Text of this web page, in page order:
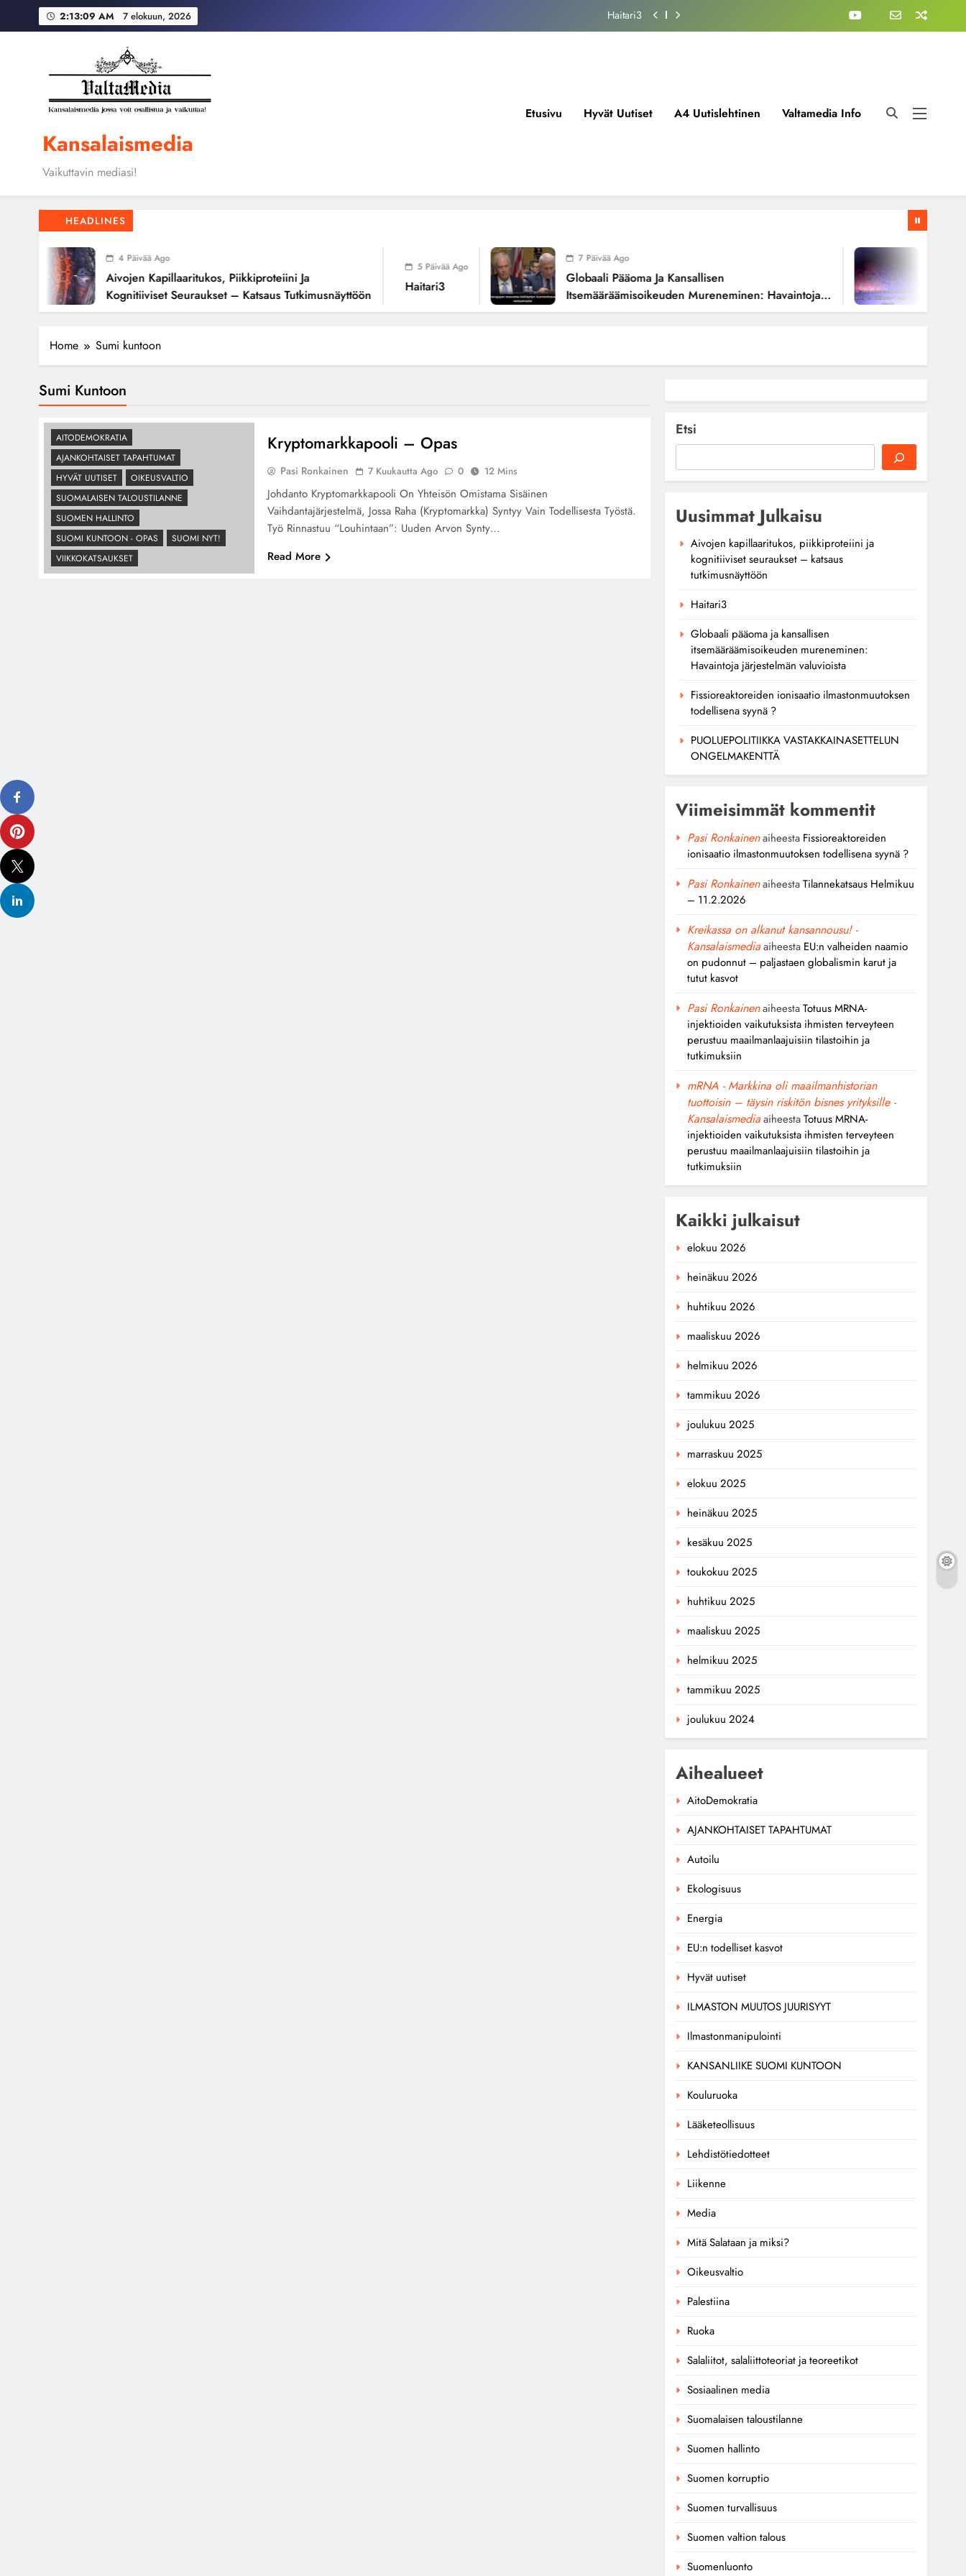
2:13:10 AM 7 elokuun, 2026 Globaali pääoma ja kansallisen itsemääräämisoikeuden mureneminen: Havaintoja järjestelmän
Haitari3
Kansalaismedia
Vaikuttavin mediasi!
Etusivu Hyvät Uutiset A4 Uutislehtinen Valtamedia Info
HEADLINES
4 Päivää Ago
Aivojen Kapillaaritukos, Piikkiproteiini Ja
Kognitiiviset Seuraukset – Katsaus Tutkimusnäyttöön
5 Päivää Ago
Haitari3
7 Päivää Ago
Globaali Pääoma Ja Kansallisen
Itsemääräämisoikeuden Mureneminen: Havaintoja
Järjestelmän Valuvioista
Home Sumi kuntoon
Sumi Kuntoon
AITODEMOKRATIA
AJANKOHTAISET TAPAHTUMAT
HYVÄT UUTISET
OIKEUSVALTIO
SUOMALAISEN TALOUSTILANNE
SUOMEN HALLINTO
SUOMI KUNTOON - OPAS
SUOMI NYT!
VIIKKOKATSAUKSET
Kryptomarkkapooli – Opas
Pasi Ronkainen 7 Kuukautta Ago 0 12 Mins
Johdanto Kryptomarkkapooli On Yhteisön Omistama Sisäinen
Vaihdantajärjestelmä, Jossa Raha (kryptomarkka) Syntyy Vain Todellisesta Työstä.
Työ Rinnastuu “louhintaan”: Uuden Arvon Synty…
Read More
Etsi
Uusimmat Julkaisu
Aivojen kapillaaritukos, piikkiproteiini ja
kognitiiviset seuraukset – katsaus
tutkimusnäyttöön
Haitari3
Globaali pääoma ja kansallisen
itsemääräämisoikeuden mureneminen:
Havaintoja järjestelmän valuvioista
Fissioreaktoreiden ionisaatio ilmastonmuutoksen
todellisena syynä ?
PUOLUEPOLITIIKKA VASTAKKAINASETTELUN
ONGELMAKENTTÄ
Viimeisimmät kommentit
Pasi Ronkainenaiheesta Fissioreaktoreiden
ionisaatio ilmastonmuutoksen todellisena syynä ?
Pasi RonkainenaiheestaTilannekatsaus Helmikuu
– 11.2.2026
Kreikassa on alkanut kansannousu! -
Kansalaismediaaiheesta EU:n valheiden naamio
on pudonnut – paljastaen globalismin karut ja
tutut kasvot
Pasi RonkainenaiheestaTotuus MRNA-
injektioiden vaikutuksista ihmisten terveyteen
perustuu maailmanlaajuisiin tilastoihin ja
tutkimuksiin
mRNA - Markkina oli maailmanhistorian
tuottoisin – täysin riskitön bisnes yrityksille -
KansalaismediaaiheestaTotuus MRNA-
injektioiden vaikutuksista ihmisten terveyteen
perustuu maailmanlaajuisiin tilastoihin ja
tutkimuksiin
Kaikki julkaisut
elokuu 2026
heinäkuu 2026
huhtikuu 2026
maaliskuu 2026
helmikuu 2026
tammikuu 2026
joulukuu 2025
marraskuu 2025
elokuu 2025
heinäkuu 2025
kesäkuu 2025
toukokuu 2025
huhtikuu 2025
maaliskuu 2025
helmikuu 2025
tammikuu 2025
joulukuu 2024
Aihealueet
AitoDemokratia
AJANKOHTAISET TAPAHTUMAT
Autoilu
Ekologisuus
Energia
EU:n todelliset kasvot
Hyvät uutiset
ILMASTON MUUTOS JUURISYYT
Ilmastonmanipulointi
KANSANLIIKE SUOMI KUNTOON
Kouluruoka
Lääketeollisuus
Lehdistötiedotteet
Liikenne
Media
Mitä Salataan ja miksi?
Oikeusvaltio
Palestiina
Ruoka
Salaliitot, salaliittoteoriat ja teoreetikot
Sosiaalinen media
Suomalaisen taloustilanne
Suomen hallinto
Suomen korruptio
Suomen turvallisuus
Suomen valtion talous
Suomenluonto